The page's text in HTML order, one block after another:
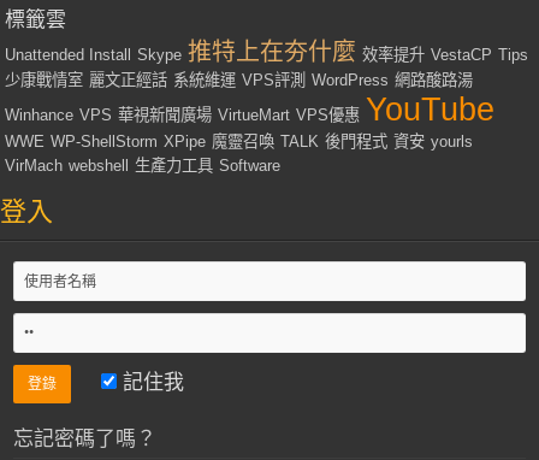
標籤雲
Unattended Install Skype 推特上在夯什麼 效率提升 VestaCP Tips
少康戰情室 麗文正經話 系統維運 VPS評測 WordPress 網路酸路湯
Winhance VPS 華視新聞廣場 VirtueMart VPS優惠 YouTube
WWE WP-ShellStorm XPipe 魔靈召喚 TALK 後門程式 資安 yourls
VirMach webshell 生產力工具 Software
登入
記住我
忘記密碼了嗎？